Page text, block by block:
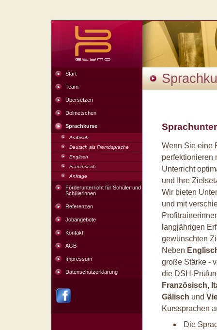
Start
Team
Übersetzen
Dolmetschen
Sprachkurse
Arabisch
Deutsch als Fremdsprache
Englisch
Französisch
Anfrage
Förderunterricht für Schüler und
Schülerinnen
Referenzen
Jobangebote
Kontakt
AGB
Impressum
Datenschutzerklärung
Wenn Sie eine
perfektionieren
Unterricht
und Ihre
Wir bieten
und mit
langjährigen
gewünschten
Neben
große Stärke -
die DSH-
Französisch,
Gälisch und
Kurssprachen
Die